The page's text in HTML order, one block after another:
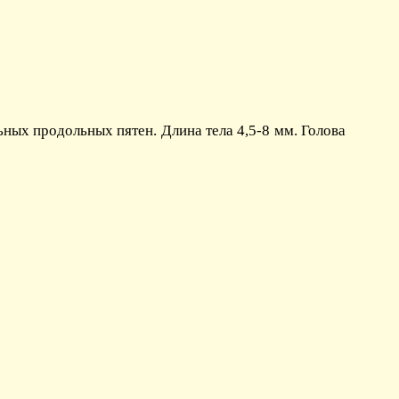
продольных пятен. Длина тела 4,5-8 мм. Голова